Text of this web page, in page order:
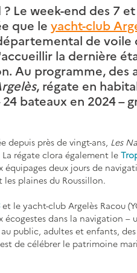
Le week-end des 7
que le yacht-club
de voile
la dernière
Au programme, des
, régate en
bateaux en 2024 –
depuis près de vingt-ans, Les
régate clora également le
deux jours de
plaines du Roussillon.
et le yacht-club Argelès Racou
écogestes dans la navigation –
public, adultes et enfants,
de célébrer le patrimoine